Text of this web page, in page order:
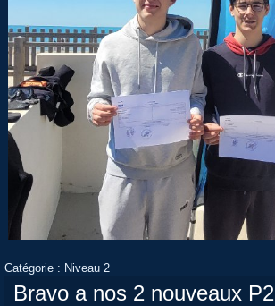
Catégorie : Niveau 2
Bravo a nos 2 nouveaux P2